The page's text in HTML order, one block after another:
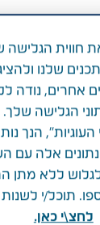
תומך
לאחר
הגלישה
שלנו
אחרים, נודה
הגלישה
העוגיות", הנך
נתונים אלה עם
ללא מתן
תוכל/י
לחצ\י כאן.